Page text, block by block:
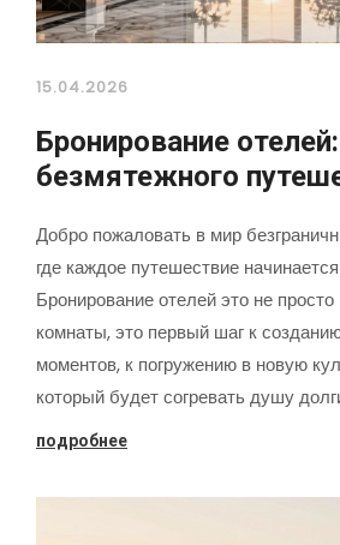
15.04.2026
Бронирование
безмятежного
Добро пожаловать в мир
где каждое путешествие
Бронирование отелей это не
комнаты, это первый шаг к
моментов, к погружению в новую
который будет согревать душу
подробнее